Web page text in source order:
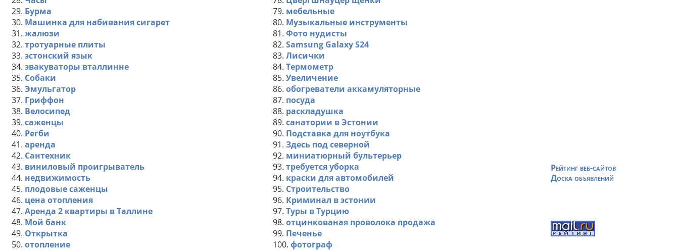
29. Бурма
30. Машинка для набивания сигарет
31. жалюзи
32. тротуарные плиты
33. эстонский язык
34. эвакуваторы вталлинне
35. Собаки
36. Эмульгатор
37. Гриффон
38. Велосипед
39. саженцы
40. Регби
41. аренда
42. Сантехник
43. виниловый проигрыватель
44. недвижимость
45. плодовые саженцы
46. цена отопления
47. Аренда 2 квартиры в Таллине
48. Мой банк
49. Открытка
50. отопление
79. мебельные
80. Музыкальные инструменты
81. Фото нудисты
82. Samsung Galaxy S24
83. Лисички
84. Термометр
85. Увеличение
86. обогреватели аккамуляторные
87. посуда
88. раскладушка
89. санатории в Эстонии
90. Подставка для ноутбука
91. Здесь под северной
92. миниатюрный бультерьер
93. требуется уборка
94. краски для автомобилей
95. Строительство
96. Криминал в эстонии
97. Туры в Турцию
98. отцинкованая проволока продажа
99. Печенье
100. фотограф
Рейтинг веб-сайтов
Доска объявлений